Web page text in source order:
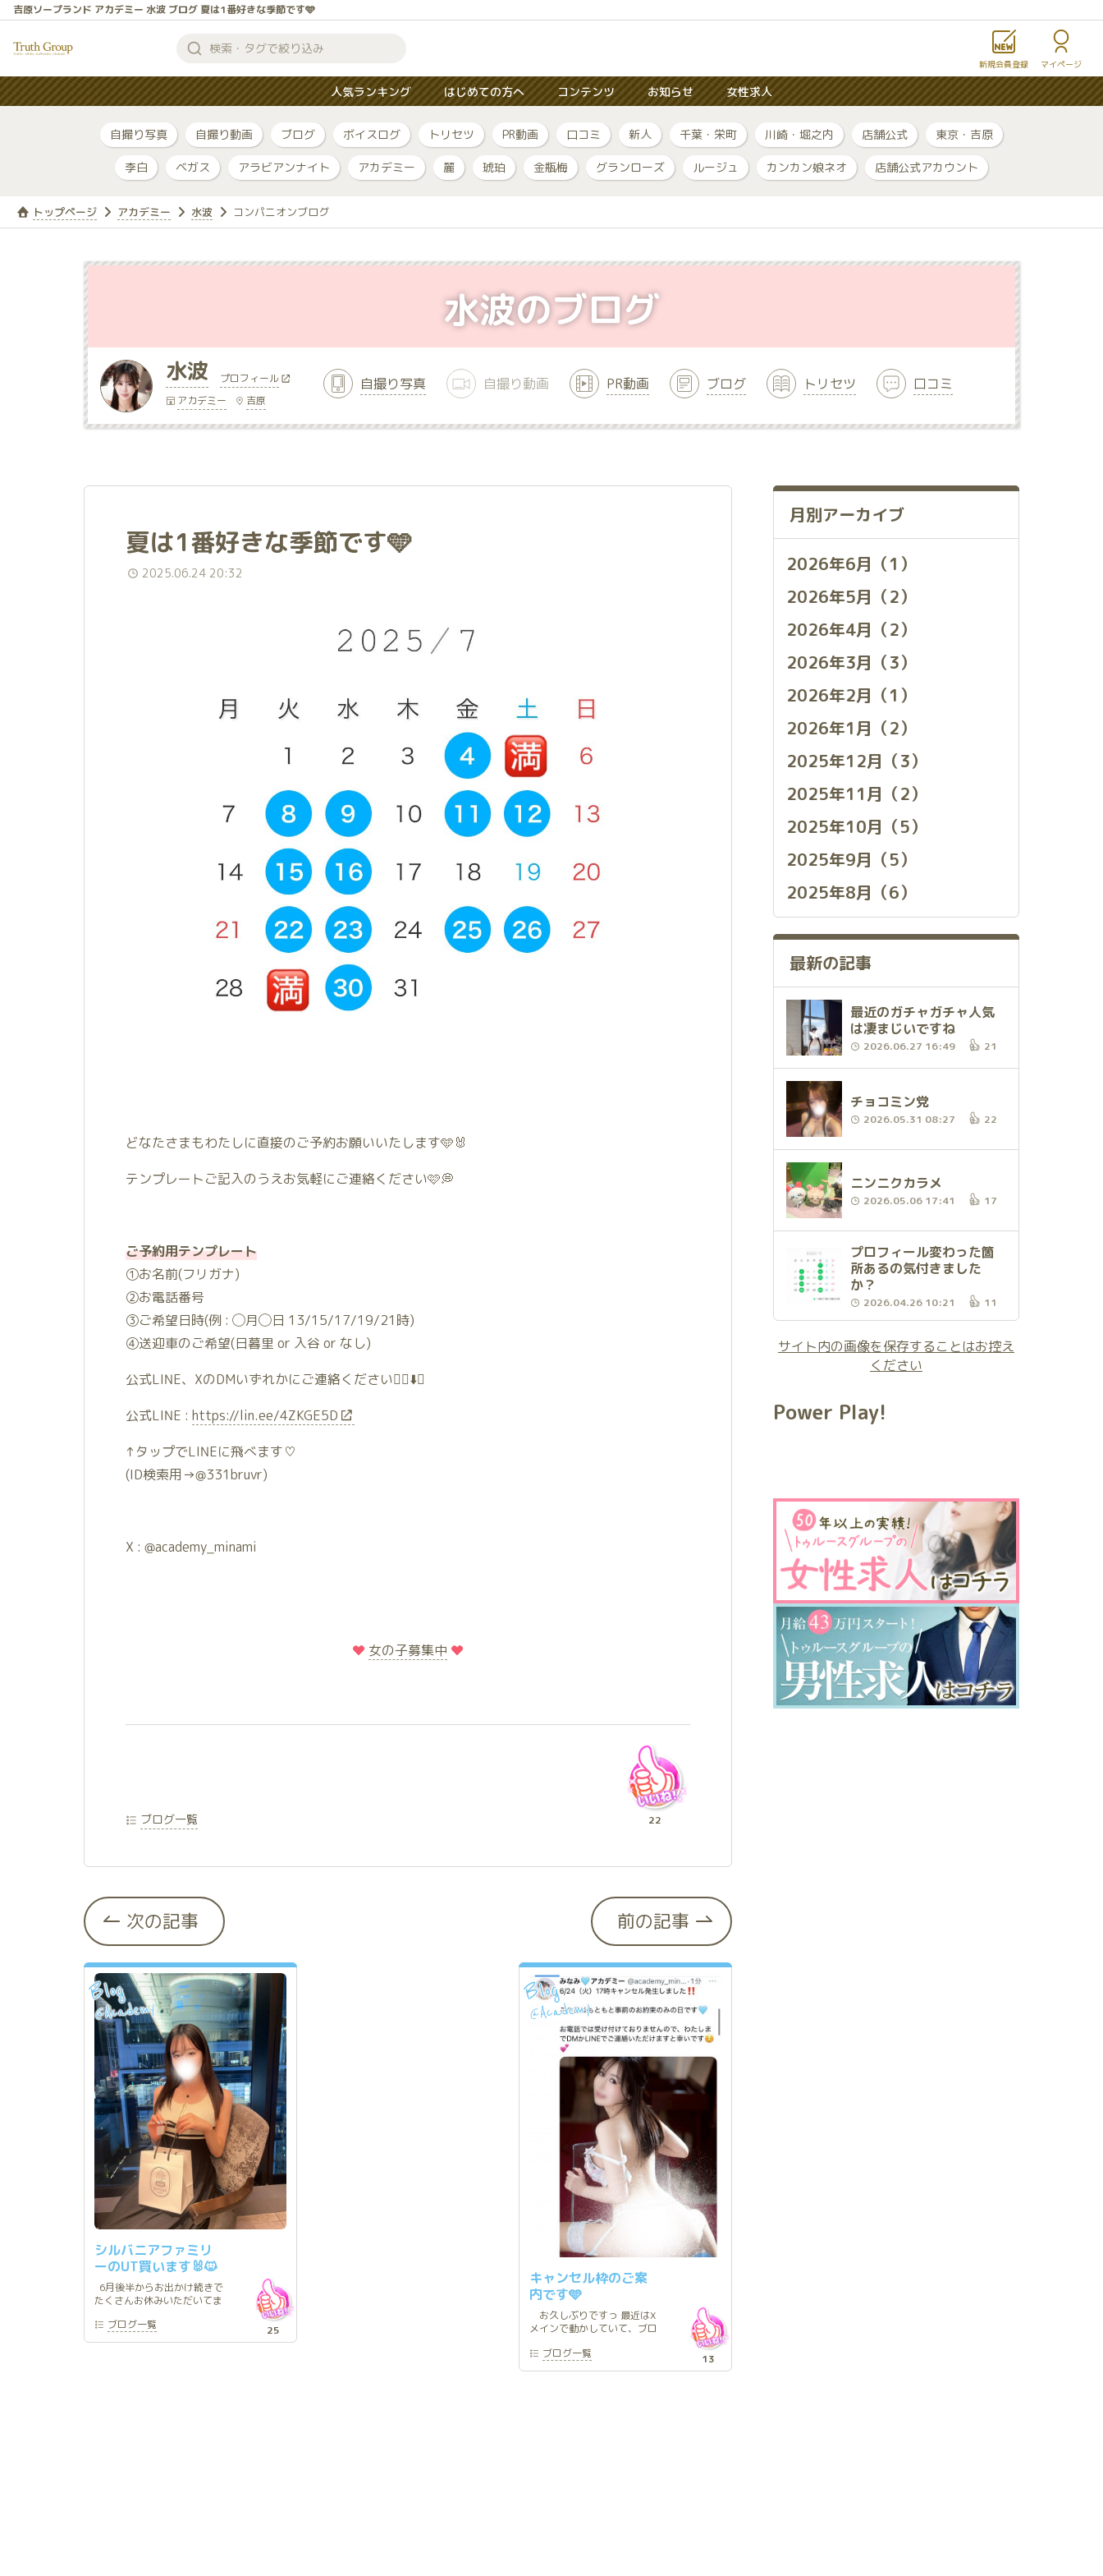
吉原ソープランド アカデミー 水波 ブログ 夏は1番好きな季節です🩵
索
す
る
新規会員登録 マイページ
人気ランキング はじめての方へ コンテンツ お知らせ 女性求人
自撮り写真 自撮り動画 ブログ ボイスログ トリセツ PR動画 口コミ 新人 千葉・栄町 川崎・堀之内 店舗公式 東京・吉原
李白 ベガス アラビアンナイト アカデミー 麗 琥珀 金瓶梅 グランローズ ルージュ カンカン娘ネオ 店舗公式アカウント
トップページ アカデミー 水波 コンパニオンブログ
水波
プロフィール
アカデミー
吉原
自撮り写真 自撮り動画 PR動画 ブログ トリセツ 口コミ
水波のブログ
夏は1番好きな季節です🩵
2025.06.24 20:32
どなたさまもわたしに直接のご予約お願いいたします🩵🐰
テンプレートご記入のうえお気軽にご連絡ください🩷💭
ご予約用テンプレート
①お名前(フリガナ)
②お電話番号
③ご希望日時(例 : ◯月◯日 13/15/17/19/21時)
④送迎車のご希望(日暮里 or 入谷 or なし)
公式LINE、XのDMいずれかにご連絡ください✍🏻⬇️🤍
公式LINE : https://lin.ee/4ZKGE5D
↑タップでLINEに飛べます♡
(ID検索用→@331bruvr)
X : @academy_minami
️女の子募集中
ブログ一覧 22
次の記事
Blog
@Academy
シルバニアファミリ
ーのUT買います🐰🐱
6月後半からお出かけ続きで
たくさんお休みいただいてま
フヌン、ピューロランド、外
出デートなどなど盛りだくさ
ブログ一覧 25
前の記事
Blog
@Academy
キャンセル枠のご案
内です🩵
お久しぶりですっ 最近はX
メインで動かしていて、ブロ
よろしければXのアカウント
もフォローしてくださると嬉
ブログ一覧 13
月別アーカイブ
2026年6月（1）
2026年5月（2）
2026年4月（2）
2026年3月（3）
2026年2月（1）
2026年1月（2）
2025年12月（3）
2025年11月（2）
2025年10月（5）
2025年9月（5）
2025年8月（6）
最新の記事
最近のガチャガチャ人気
は凄まじいですね
2026.06.27 16:49 21
チョコミン党
2026.05.31 08:27 22
ニンニクカラメ
2026.05.06 17:41 17
プロフィール変わった箇
所あるの気付きました
か？
2026.04.26 10:21 11
サイト内の画像を保存することはお控え
ください
Power Play!